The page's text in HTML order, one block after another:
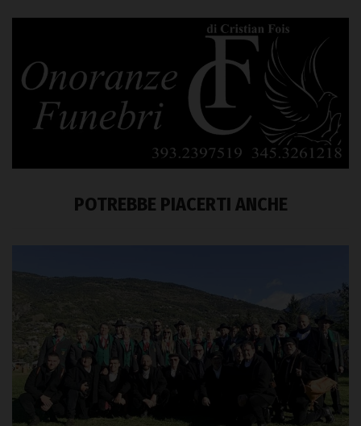
POTREBBE PIACERTI ANCHE